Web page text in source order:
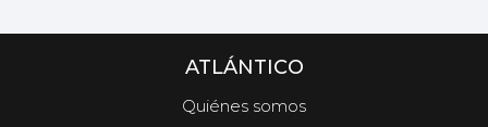
ATLÁNTICO
Quiénes somos